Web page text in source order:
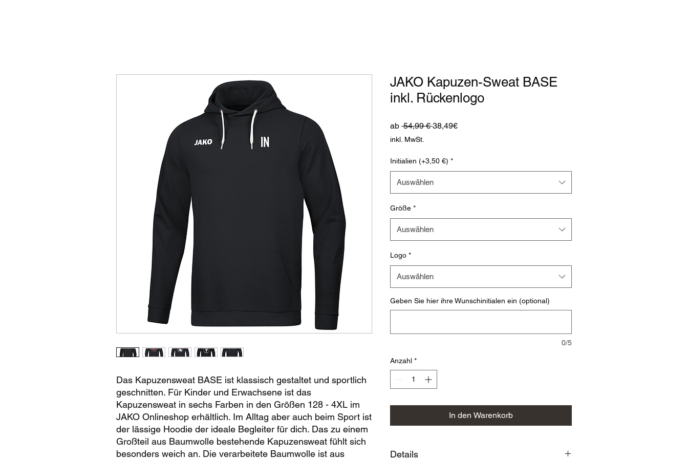
Das Kapuzensweat BASE ist klassisch gestaltet und sportlich
geschnitten. Für Kinder und Erwachsene ist das
Kapuzensweat in sechs Farben in den Größen 128 - 4XL im
JAKO Onlineshop erhältlich. Im Alltag aber auch beim Sport ist
der lässige Hoodie der ideale Begleiter für dich. Das zu einem
Großteil aus Baumwolle bestehende Kapuzensweat fühlt sich
besonders weich an. Die verarbeitete Baumwolle ist aus
JAKO Kapuzen-Sweat BASE
inkl. Rückenlogo
ab 54,99 € Standardpreis
38,49€Sale-
inkl. MwSt.
Initialien (+3,50 €) *
Auswählen
Größe *
Auswählen
Logo *
Auswählen
Geben Sie hier ihre Wunschinitialen ein (optional)
0/5
Anzahl *
In den Warenkorb
Details